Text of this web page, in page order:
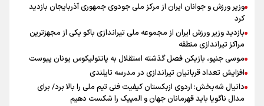
وزیر ورزش و جوانان ایران از مرکز ملی جودوی جمهوری آذربایجان بازدید
کرد
بازدید وزیر ورزش ایران از مجموعه ملی تیراندازی باکو یکی از مجهزترین
مراکز تیراندازی منطقه
موسی جنپو، بازیکن فصل گذشته استقلال به پانتولیکوس یونان پیوست
افزایش تعداد قربانیان تیراندازی در مدرسه تایلندی
دانیال شه‌بخش: اردوی ازبکستان کیفیت فنی تیم ملی را بالا برد/ برای
مدال ناگویا باید قهرمانان جهان و المپیک را شکست دهیم